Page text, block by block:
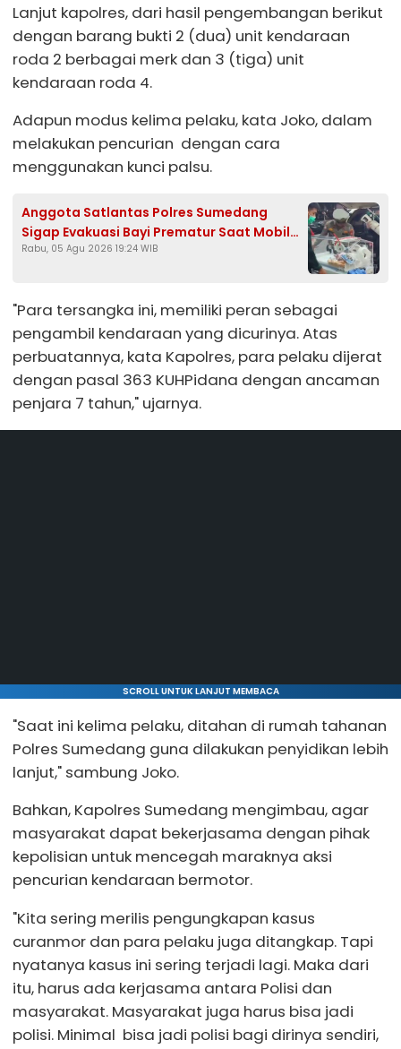
Lanjut kapolres, dari hasil pengembangan berikut
dengan barang bukti 2 (dua) unit kendaraan
roda 2 berbagai merk dan 3 (tiga) unit
kendaraan roda 4.
Adapun modus kelima pelaku, kata Joko, dalam
melakukan pencurian dengan cara
menggunakan kunci palsu.
Anggota Satlantas Polres Sumedang
Sigap Evakuasi Bayi Prematur Saat Mobil
Ambulans Pecah Ban
Rabu, 05 Agu 2026 19:24 WIB
"Para tersangka ini, memiliki peran sebagai
pengambil kendaraan yang dicurinya. Atas
perbuatannya, kata Kapolres, para pelaku dijerat
dengan pasal 363 KUHPidana dengan ancaman
penjara 7 tahun," ujarnya.
SCROLL UNTUK LANJUT MEMBACA
"Saat ini kelima pelaku, ditahan di rumah tahanan
Polres Sumedang guna dilakukan penyidikan lebih
lanjut," sambung Joko.
Bahkan, Kapolres Sumedang mengimbau, agar
masyarakat dapat bekerjasama dengan pihak
kepolisian untuk mencegah maraknya aksi
pencurian kendaraan bermotor.
"Kita sering merilis pengungkapan kasus
curanmor dan para pelaku juga ditangkap. Tapi
nyatanya kasus ini sering terjadi lagi. Maka dari
itu, harus ada kerjasama antara Polisi dan
masyarakat. Masyarakat juga harus bisa jadi
polisi. Minimal bisa jadi polisi bagi dirinya sendiri,